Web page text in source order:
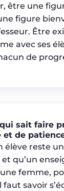
être une
figure
Être
avec ses
de
sait faire
et de
élève reste
qu’un
femme,
faut savoir